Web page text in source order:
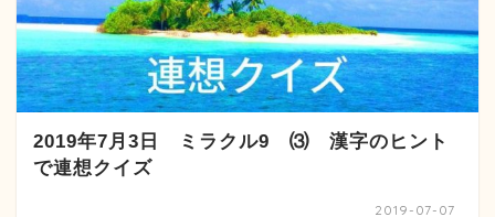
2019年7月3日 ミラクル9 ⑶ 漢字のヒント
で連想クイズ
2019-07-07